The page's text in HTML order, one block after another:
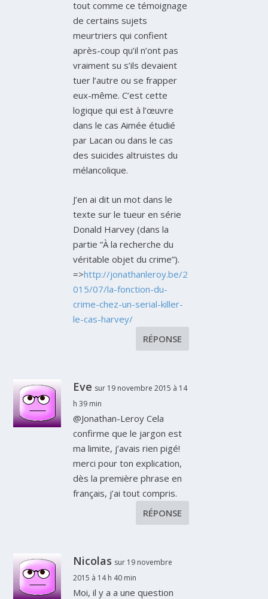
tout comme ce témoignage
de certains sujets
meurtriers qui confient
après-coup qu’il n’ont pas
vraiment su s’ils devaient
tuer l’autre ou se frapper
eux-même. C’est cette
logique qui est à l’œuvre
dans le cas Aimée étudié
par Lacan ou dans le cas
des suicides altruistes du
mélancolique.
J’en ai dit un mot dans le
texte sur le tueur en série
Donald Harvey (dans la
partie “À la recherche du
véritable objet du crime”).
=>http://jonathanleroy.be/2
015/07/la-fonction-du-
crime-chez-un-serial-killer-
le-cas-harvey/
RÉPONSE
Eve sur 19 novembre 2015 à 14
h 39 min
@Jonathan-Leroy Cela
confirme que le jargon est
ma limite, j’avais rien pigé!
merci pour ton explication,
dès la première phrase en
français, j’ai tout compris.
RÉPONSE
Nicolas sur 19 novembre
2015 à 14 h 40 min
Moi, il y a a une question